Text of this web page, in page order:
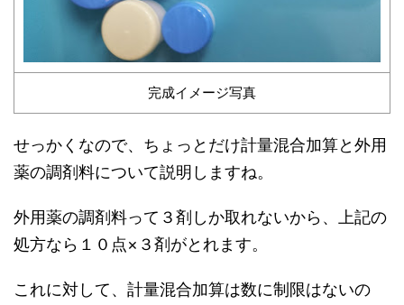
完成イメージ写真
せっかくなので、ちょっとだけ計量混合加算と外用
薬の調剤料について説明しますね。
外用薬の調剤料って３剤しか取れないから、上記の
処方なら１０点×３剤がとれます。
これに対して、計量混合加算は数に制限はないの